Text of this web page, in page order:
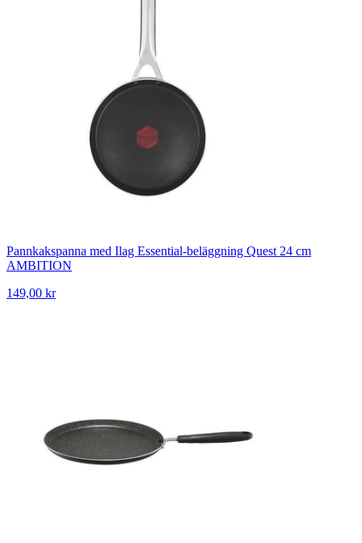
Pannkakspanna med Ilag Essential-beläggning Quest 24 cm
AMBITION
149,00 kr